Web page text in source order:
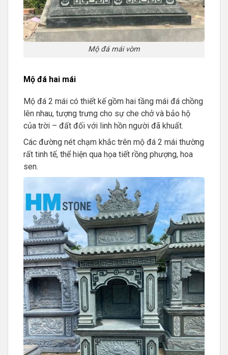
Mộ đá mái vòm
Mộ đá hai mái
Mộ đá 2 mái có thiết kế gồm hai tầng mái đá chồng
lên nhau, tượng trưng cho sự che chở và bảo hộ
của trời – đất đối với linh hồn người đã khuất.
Các đường nét chạm khắc trên mộ đá 2 mái thường
rất tinh tế, thể hiện qua họa tiết rồng phượng, hoa
sen.